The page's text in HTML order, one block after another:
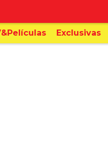
Exclusivas